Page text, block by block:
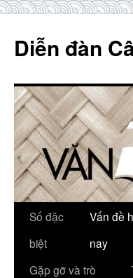
content
Diễn đàn
Số đặc
biệt
Vấn đề
nay
Gặp gỡ và trò